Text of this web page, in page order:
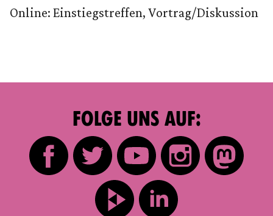
Online: Einstiegstreffen, Vortrag/Diskussion
FOLGE UNS AUF: